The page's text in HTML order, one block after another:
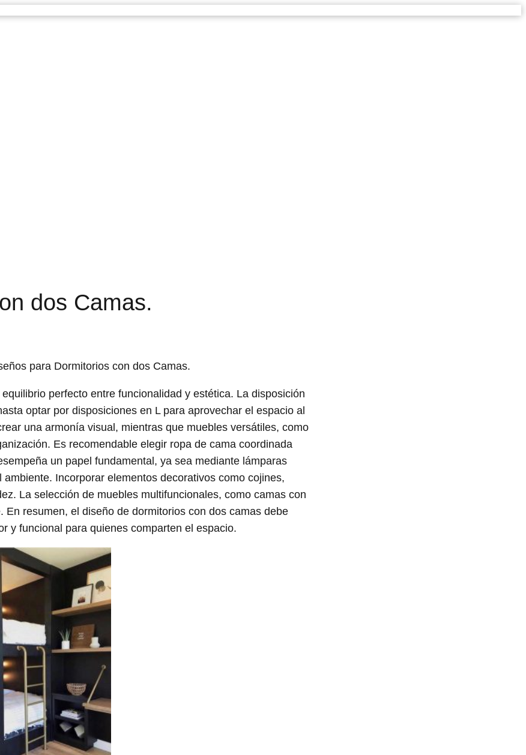
dos Camas.
para Dormitorios con dos Camas.
perfecto entre funcionalidad y estética. La disposición
optar por disposiciones en L para aprovechar el espacio al
una armonía visual, mientras que muebles versátiles, como
Es recomendable elegir ropa de cama coordinada
un papel fundamental, ya sea mediante lámparas
Incorporar elementos decorativos como cojines,
La selección de muebles multifuncionales, como camas con
resumen, el diseño de dormitorios con dos camas debe
y funcional para quienes comparten el espacio.